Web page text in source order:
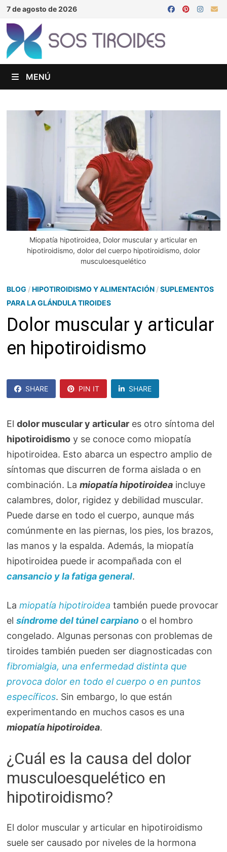
Saltar
contenido
7 de agosto de 2026
MENÚ
Miopatía hipotiroidea, Dolor muscular y articular en
hipotiroidismo, dolor del cuerpo hipotiroidismo, dolor
musculoesquelético
BLOG /HIPOTIROIDISMO Y ALIMENTACIÓN /SUPLEMENTOS
PARA LA GLÁNDULA TIROIDES
Dolor muscular y articular
en hipotiroidismo
SHARE PIN IT SHARE
Eldolor muscular y articular es otro síntoma del
hipotiroidismo y se conoce como miopatía
hipotiroidea. Esto abarca un espectro amplio de
síntomas que discurren de forma aislada o en
combinación. Lamiopatía hipotiroidea incluye
calambres, dolor, rigidez y debilidad muscular.
Puede darse en todo el cuerpo, aunque más
comúnmente en las piernas, los pies, los brazos,
las manos y la espalda. Además, la miopatía
hipotiroidea puede ir acompañada con el
cansancio y la fatiga general.
Lamiopatía hipotiroidea también puede provocar
elsíndrome del túnel carpiano o el hombro
congelado. Algunas personas con problemas de
tiroides también pueden ser diagnosticadas con
fibromialgia, una enfermedad distinta que
provoca dolor en todo el cuerpo o en puntos
específicos. Sin embargo, lo que están
experimentando en muchos casos es una
miopatía hipotiroidea.
¿Cuál es la causa del dolor
musculoesquelético en
hipotiroidismo?
El dolor muscular y articular en hipotiroidismo
suele ser causado por niveles de la hormona